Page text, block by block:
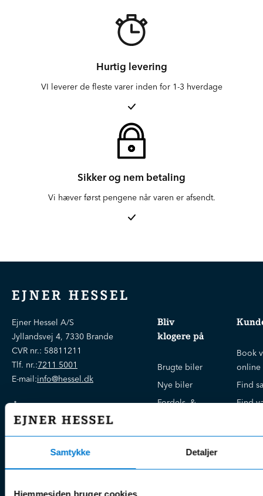
Samtykke Detaljer
Hjemmesiden bruger cookies
Hurtig levering
VI leverer de fleste varer inden for 1-3 hverdage
Sikker og nem betaling
Vi hæver først pengene når varen er afsendt.
EJNER HESSEL
Ejner Hessel A/S
Jyllandsvej 4, 7330 Brande
CVR nr.: 58811211
Tlf. nr.:7211 5001
E-mail:info@hessel.dk
Man - Fre:
07.30 - 17.30
Bliv
klogere på
Brugte biler
Nye biler
Fordels- &
Guides, tips
Book
online
Find
Find